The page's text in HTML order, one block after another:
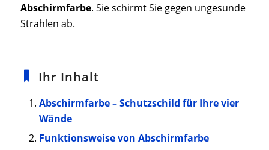
Abschirmfarbe. Sie schirmt Sie gegen ungesunde
Strahlen ab.
Ihr Inhalt
Abschirmfarbe – Schutzschild für Ihre vier
Wände
Funktionsweise von Abschirmfarbe